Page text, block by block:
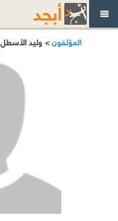
المؤلفون> وليد الأسطل